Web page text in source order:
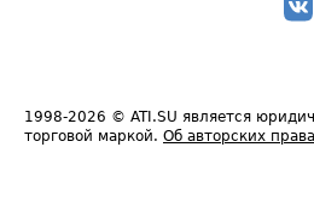
1998-2026 © ATI.SU является
торговой маркой. Об авторских